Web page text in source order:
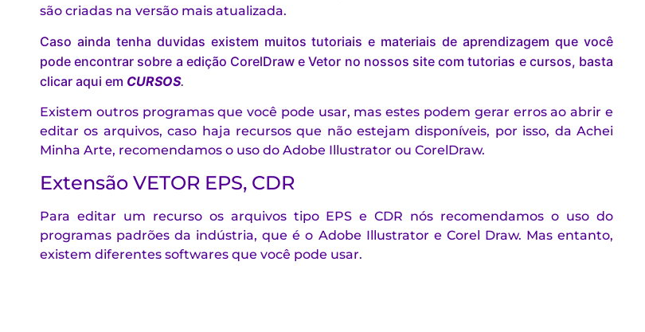
são criadas na versão mais atualizada.
Caso ainda tenha duvidas existem muitos tutoriais e materiais de aprendizagem que você
pode encontrar sobre a edição CorelDraw e Vetor no nossos site com tutorias e cursos, basta
clicar aqui em CURSOS.
Existem outros programas que você pode usar, mas estes podem gerar erros ao abrir e
editar os arquivos, caso haja recursos que não estejam disponíveis, por isso, da Achei
Minha Arte, recomendamos o uso do Adobe Illustrator ou CorelDraw.
Extensão VETOR EPS, CDR
Para editar um recurso os arquivos tipo EPS e CDR nós recomendamos o uso do
programas padrões da indústria, que é o Adobe Illustrator e Corel Draw. Mas entanto,
existem diferentes softwares que você pode usar.